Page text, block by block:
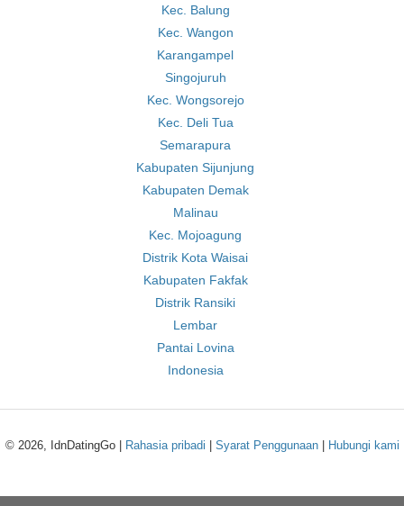
Kec. Balung
Kec. Wangon
Karangampel
Singojuruh
Kec. Wongsorejo
Kec. Deli Tua
Semarapura
Kabupaten Sijunjung
Kabupaten Demak
Malinau
Kec. Mojoagung
Distrik Kota Waisai
Kabupaten Fakfak
Distrik Ransiki
Lembar
Pantai Lovina
Indonesia
© 2026, IdnDatingGo | Rahasia pribadi Syarat Penggunaan| Hubungi kami